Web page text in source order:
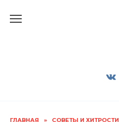
ГЛАВНАЯ » СОВЕТЫ И ХИТРОСТИ